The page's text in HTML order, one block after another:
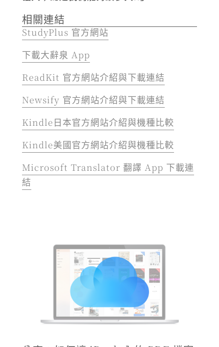
相關連結
StudyPlus 官方網站
下載大辭泉 App
ReadKit 官方網站介紹與下載連結
Newsify 官方網站介紹與下載連結
Kindle日本官方網站介紹與機種比較
Kindle美國官方網站介紹與機種比較
Microsoft Translator 翻譯 App 下載連
結